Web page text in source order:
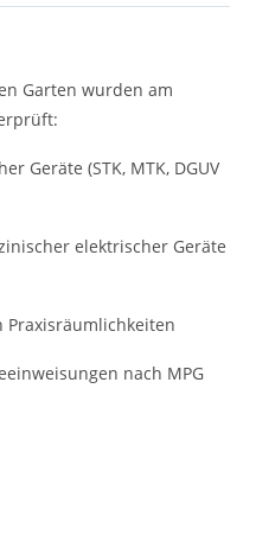
Garten wurden am
Geräte (STK, MTK, DGUV
elektrischer Geräte
Praxisräumlichkeiten
nach MPG